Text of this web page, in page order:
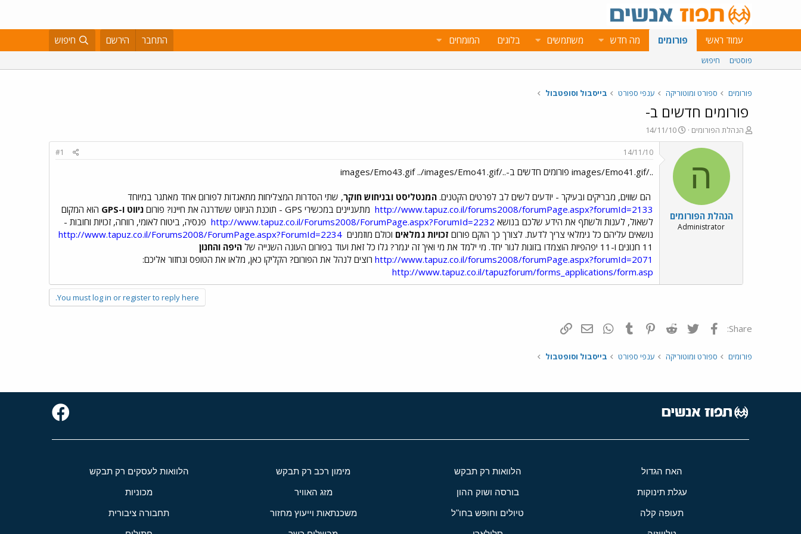
עמוד ראשי פורומים מה חדש משתמשים בלוגים המומחים התחבר הירשם חיפוש
פוסטים חיפוש
פורומים ספורט ומוטוריקה ענפי ספורט בייסבול וסופטבול
פורומים חדשים ב-
פ
ו
הנהלת הפורומים
פ
ו
ס
ם
ב
ת
ר
14/11/10
ה
הנהלת הפורומים
Administrator
14/11/10
#1
../images/Emo41.gif פורומים חדשים ב-../images/Emo43.gif ../images/Emo41.gif
הם שווים, מבריקים ובעיקר - יודעים לשים לב לפרטים הקטנים. המנטליסט ובניחוש חוקר, שתי הסדרות המצליחות מתאגדות לפורום אחד מאתגר במיוחד
http://www.tapuz.co.il/forums2008/forumPage.aspx?forumId=2133 מתעניינים במכשירי GPS - תוכנת הניווט ששדרגה את חיינו? פורום ניווט ו-GPS
הוא המקום
לשאול, לענות ולשתף את הידע שלכם בנושא http://www.tapuz.co.il/Forums2008/ForumPage.aspx?ForumId=2232 פנסיה, ביטוח לאומי, רווחה, זכויות וחובות -
נושאים עליהם כל גימלאי צריך לדעת. לצורך כך הוקם פורום זכויות גמלאים וכולם מוזמנים http://www.tapuz.co.il/Forums2008/ForumPage.aspx?ForumId=2234
11 חנונים ו-11 יפהפיות הוצמדו בזוגות לגור יחד. מי ילמד את מי ואיך זה יגמר? גלו כל זאת ועוד בפורום העונה השנייה של
היפה והחנון
http://www.tapuz.co.il/forums2008/forumPage.aspx?forumId=2071 רוצים לנהל את הפורום? הקליקו כאן, מלאו את הטופס ונחזור אליכם:
http://www.tapuz.co.il/tapuzforum/forms_applications/form.asp
You must log in or register to reply here.
Share: פייסבוק Twitter
Reddit
Pinterest
Tumblr
WhatsAppדואר אלקטרוני
פורומים ספורט ומוטוריקה ענפי ספורט בייסבול וסופטבול
האח הגדול הלוואות רק תבקש מימון רכב רק תבקש הלוואות לעסקים רק תבקש
עגלת תינוקות בורסה ושוק ההון מזג האוויר מכוניות
תעופה קלה טיולים וחופש בחו"ל משכנתאות וייעוץ מחזור תחבורה ציבורית